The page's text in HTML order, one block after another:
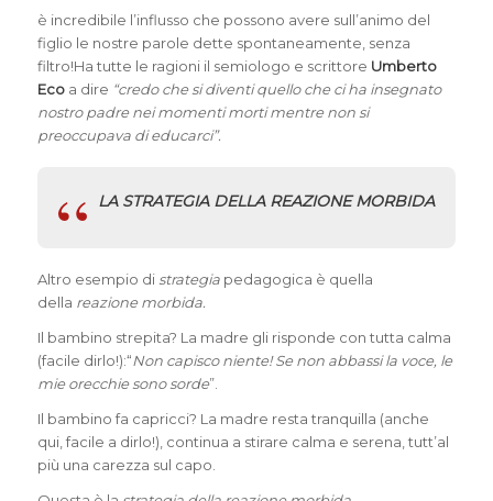
è incredibile l’influsso che possono avere sull’animo del
figlio le nostre parole dette spontaneamente, senza
filtro!Ha tutte le ragioni il semiologo e scrittore Umberto
Eco a dire “credo che si diventi quello che ci ha insegnato
nostro padre nei momenti morti mentre non si
preoccupava di educarci”.
LA STRATEGIA DELLA REAZIONE MORBIDA
Altro esempio di strategiapedagogica è quella
della reazione morbida.
Il bambino strepita? La madre gli risponde con tutta calma
(facile dirlo!):“Non capisco niente! Se non abbassi la voce, le
mie orecchie sono sorde”.
Il bambino fa capricci? La madre resta tranquilla (anche
qui, facile a dirlo!), continua a stirare calma e serena, tutt’al
più una carezza sul capo.